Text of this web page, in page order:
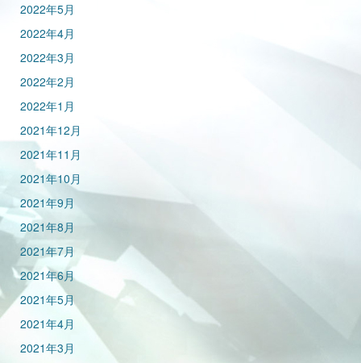
2022年5月
2022年4月
2022年3月
2022年2月
2022年1月
2021年12月
2021年11月
2021年10月
2021年9月
2021年8月
2021年7月
2021年6月
2021年5月
2021年4月
2021年3月